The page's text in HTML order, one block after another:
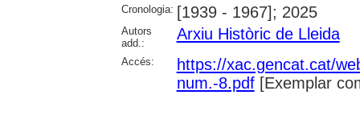
Cronologia: [1939 - 1967]; 2025
Autors
add.:
Arxiu Històric de Lleida
Accés:
https://xac.gencat.cat/
num.-8.pdf[Exemplar